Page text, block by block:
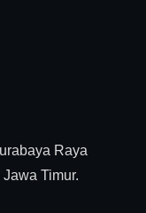
Raya
Timur.